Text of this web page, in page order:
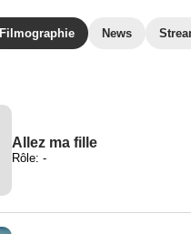
Filmographie News
Allez ma fille
Rôle: -